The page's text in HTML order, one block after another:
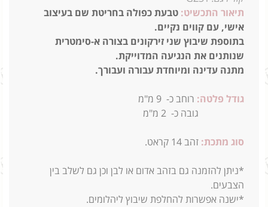
תיאור התכשיט: טבעת כפולה בחריטת שם בעיצוב
אישי, עם קווים נקיים.
בתוספת שיבוץ שני זירקונים בצורה א-סימטרית
שנותנים את הנגיעה המדוייקת.
מתנה עדינה ומיוחדת עבורה ועבורך.
גודל פלטה: רוחב כ- 9 מ"מ
גובה כ- 2 מ"מ
סוג מתכת: זהב 14 קראט.
*ניתן להזמנה גם בזהב אדום או לבן וכן גם לשלב בין
הצבעים.
*ישנה אפשרות להחלפת שיבוץ ליהלומים.